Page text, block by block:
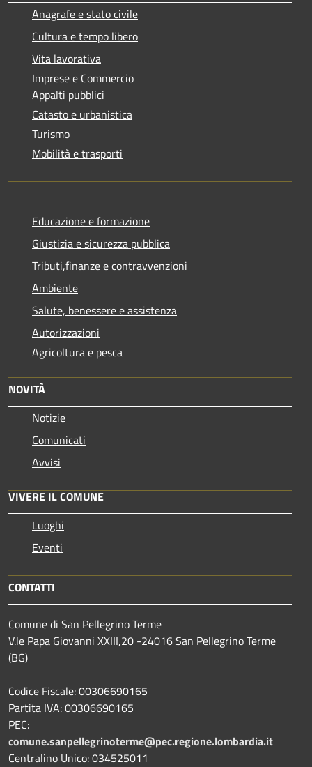
Anagrafe e stato civile
Cultura e tempo libero
Vita lavorativa
Imprese e Commercio
Appalti pubblici
Catasto e urbanistica
Turismo
Mobilità e trasporti
Educazione e formazione
Giustizia e sicurezza pubblica
Tributi,finanze e contravvenzioni
Ambiente
Salute, benessere e assistenza
Autorizzazioni
Agricoltura e pesca
NOVITÀ
Notizie
Comunicati
Avvisi
VIVERE IL COMUNE
Luoghi
Eventi
CONTATTI
Comune di San Pellegrino Terme
V.le Papa Giovanni XXIII,20 -24016 San Pellegrino Terme
(BG)
Codice Fiscale: 00306690165
Partita IVA: 00306690165
PEC:
comune.sanpellegrinoterme@pec.regione.lombardia.it
Centralino Unico: 034525011